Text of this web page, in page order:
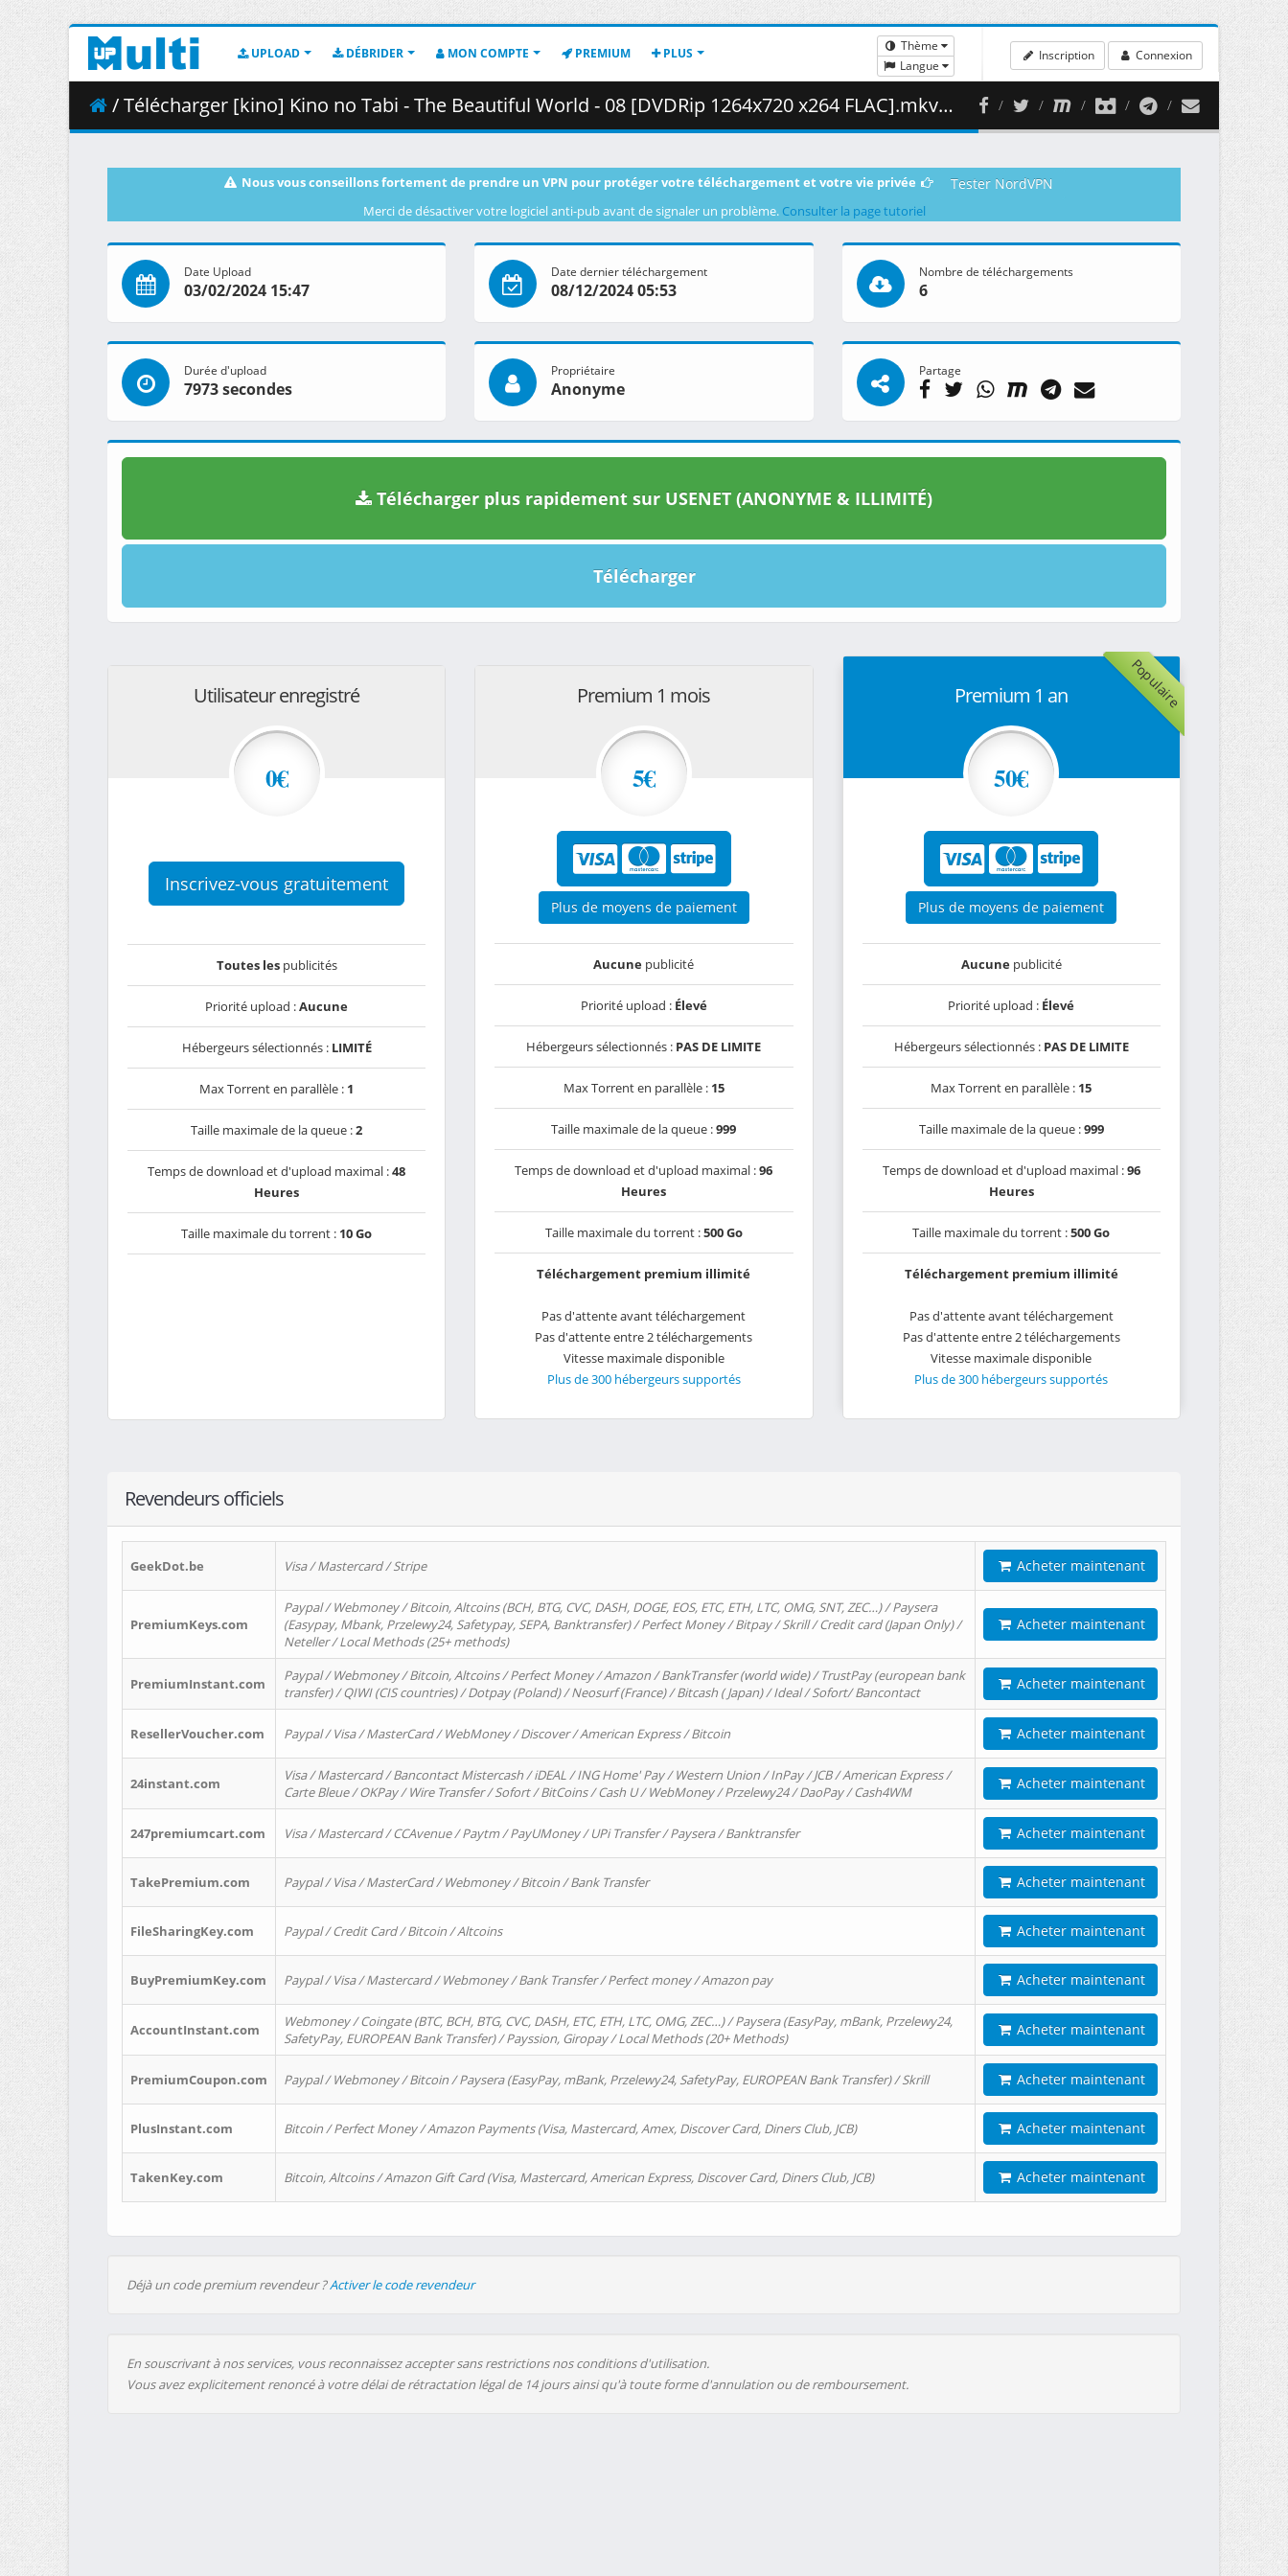
UPLOAD DÉBRIDER MON COMPTE PREMIUM PLUS
Thème
Langue
Inscription Connexion
/ Télécharger [kino] Kino no Tabi - The Beautiful World - 08 [DVDRip 1264x720 x264 FLAC].mkv.002 ( 440.40 MB )
Nous vous conseillons fortement de prendre un VPN pour protéger votre téléchargement et votre vie privée Tester NordVPN
Merci de désactiver votre logiciel anti-pub avant de signaler un problème. Consulter la page tutoriel
Date Upload
03/02/2024 15:47
Date dernier téléchargement
08/12/2024 05:53
Nombre de téléchargements
6
Durée d'upload
7973 secondes
Propriétaire
Anonyme
Partage
Télécharger plus rapidement sur USENET (ANONYME & ILLIMITÉ)
Télécharger
Utilisateur enregistré
0€
Inscrivez-vous gratuitement
Toutes lespublicités
Priorité upload :Aucune
Hébergeurs sélectionnés : LIMITÉ
Max Torrent en parallèle : 1
Taille maximale de la queue :2
Temps de download et d'upload maximal :48
Heures
Taille maximale du torrent : 10 Go
Premium 1 mois
5€
Plus de moyens de paiement
Aucune publicité
Priorité upload : Élevé
Hébergeurs sélectionnés : PAS DE LIMITE
Max Torrent en parallèle : 15
Taille maximale de la queue :999
Temps de download et d'upload maximal :96
Heures
Taille maximale du torrent :500 Go
Téléchargement premium illimité
Pas d'attente avant téléchargement
Pas d'attente entre 2 téléchargements
Vitesse maximale disponible
Plus de 300 hébergeurs supportés
Populaire
Premium 1 an
50€
Plus de moyens de paiement
Aucunepublicité
Priorité upload : Élevé
Hébergeurs sélectionnés : PAS DE LIMITE
Max Torrent en parallèle : 15
Taille maximale de la queue :999
Temps de download et d'upload maximal :96
Heures
Taille maximale du torrent :500 Go
Téléchargement premium illimité
Pas d'attente avant téléchargement
Pas d'attente entre 2 téléchargements
Vitesse maximale disponible
Plus de 300 hébergeurs supportés
Revendeurs officiels
GeekDot.be Visa / Mastercard / Stripe Acheter maintenant
PremiumKeys.com
Paypal / Webmoney / Bitcoin, Altcoins (BCH, BTG, CVC, DASH, DOGE, EOS, ETC, ETH, LTC, OMG, SNT, ZEC…) / Paysera
(Easypay, Mbank, Przelewy24, Safetypay, SEPA, Banktransfer) / Perfect Money / Bitpay / Skrill / Credit card (Japan Only) /
Neteller / Local Methods (25+ methods)
Acheter maintenant
PremiumInstant.com
Paypal / Webmoney / Bitcoin, Altcoins / Perfect Money / Amazon / BankTransfer (world wide) / TrustPay (european bank
transfer) / QIWI (CIS countries) / Dotpay (Poland) / Neosurf (France) / Bitcash ( Japan) / Ideal / Sofort/ Bancontact
Acheter maintenant
ResellerVoucher.com Paypal / Visa / MasterCard / WebMoney / Discover / American Express / Bitcoin Acheter maintenant
24instant.com
Visa / Mastercard / Bancontact Mistercash / iDEAL / ING Home' Pay / Western Union / InPay / JCB / American Express /
Carte Bleue / OKPay / Wire Transfer / Sofort / BitCoins / Cash U / WebMoney / Przelewy24 / DaoPay / Cash4WM
Acheter maintenant
247premiumcart.com Visa / Mastercard / CCAvenue / Paytm / PayUMoney / UPi Transfer / Paysera / Banktransfer Acheter maintenant
TakePremium.com Paypal / Visa / MasterCard / Webmoney / Bitcoin / Bank Transfer Acheter maintenant
FileSharingKey.com Paypal / Credit Card / Bitcoin / Altcoins Acheter maintenant
BuyPremiumKey.com Paypal / Visa / Mastercard / Webmoney / Bank Transfer / Perfect money / Amazon pay Acheter maintenant
AccountInstant.com
Webmoney / Coingate (BTC, BCH, BTG, CVC, DASH, ETC, ETH, LTC, OMG, ZEC…) / Paysera (EasyPay, mBank, Przelewy24,
SafetyPay, EUROPEAN Bank Transfer) / Payssion, Giropay / Local Methods (20+ Methods)
Acheter maintenant
PremiumCoupon.com Paypal / Webmoney / Bitcoin / Paysera (EasyPay, mBank, Przelewy24, SafetyPay, EUROPEAN Bank Transfer) / Skrill Acheter maintenant
PlusInstant.com Bitcoin / Perfect Money / Amazon Payments (Visa, Mastercard, Amex, Discover Card, Diners Club, JCB) Acheter maintenant
TakenKey.com Bitcoin, Altcoins / Amazon Gift Card (Visa, Mastercard, American Express, Discover Card, Diners Club, JCB) Acheter maintenant
Déjà un code premium revendeur ?Activer le code revendeur
En souscrivant à nos services, vous reconnaissez accepter sans restrictions nos conditions d'utilisation.
Vous avez explicitement renoncé à votre délai de rétractation légal de 14 jours ainsi qu'à toute forme d'annulation ou de remboursement.